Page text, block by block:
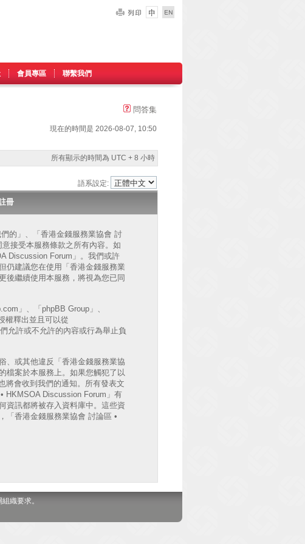
會員專區 聯繫我們
問答集
現在的時間是 2026-08-07, 10:50
所有顯示的時間為 UTC + 8 小時
語系設定:
冊
的」、「香港金錢服務業協會 討
接受本服務條款之所有內容。如
Discussion Forum」。我們或許
仍建議您在使用「香港金錢服務業
後繼續使用本服務，將視為您已同
」、「phpBB Group」、
權釋出並且可以從
允許或不允許的內容或行為舉止負
、或其他違反「香港金錢服務業協
檔案於本服務上。如果您觸犯了以
將會收到我們的通知。所有發表文
HKMSOA Discussion Forum」有
資訊都將被存入資料庫中。這些資
「香港金錢服務業協會 討論區 •
織要求。